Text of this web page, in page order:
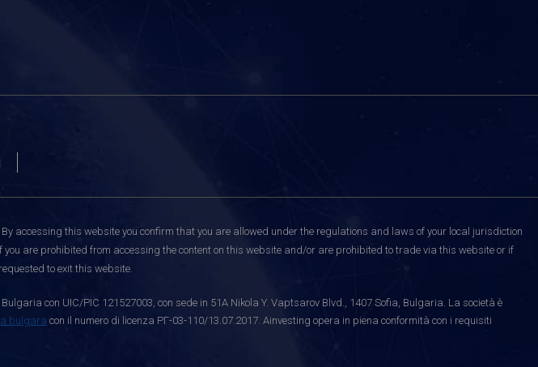
By accessing this website you confirm that you are allowed under the regulations and laws of your local jurisdiction
are prohibited from accessing the content on this website and/or are prohibited to trade via this website or if
to exit this website.
con UIC/PIC 121527003, con sede in 51A Nikola Y. Vaptsarov Blvd., 1407 Sofia, Bulgaria. La società è
bulgara con il numero di licenza РГ-03-110/13.07.2017. Ainvesting opera in piena conformità con i requisiti